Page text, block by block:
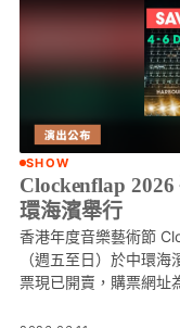
SHOW
Clockenflap
環海濱舉行
香港年度音樂藝術節
（週五至日）於中環
票現已開賣，購票網